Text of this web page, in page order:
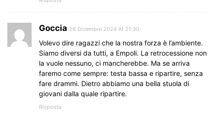
Goccia 26 Dicembre 2024 At 21:30
Volevo dire ragazzi che la nostra forza è l’ambiente.
Siamo diversi da tutti, a Empoli. La retrocessione non
la vuole nessuno, ci mancherebbe. Ma se arriva
faremo come sempre: testa bassa e ripartire, senza
fare drammi. Dietro abbiamo una bella stuola di
giovani dalla quale ripartire.
Risposta